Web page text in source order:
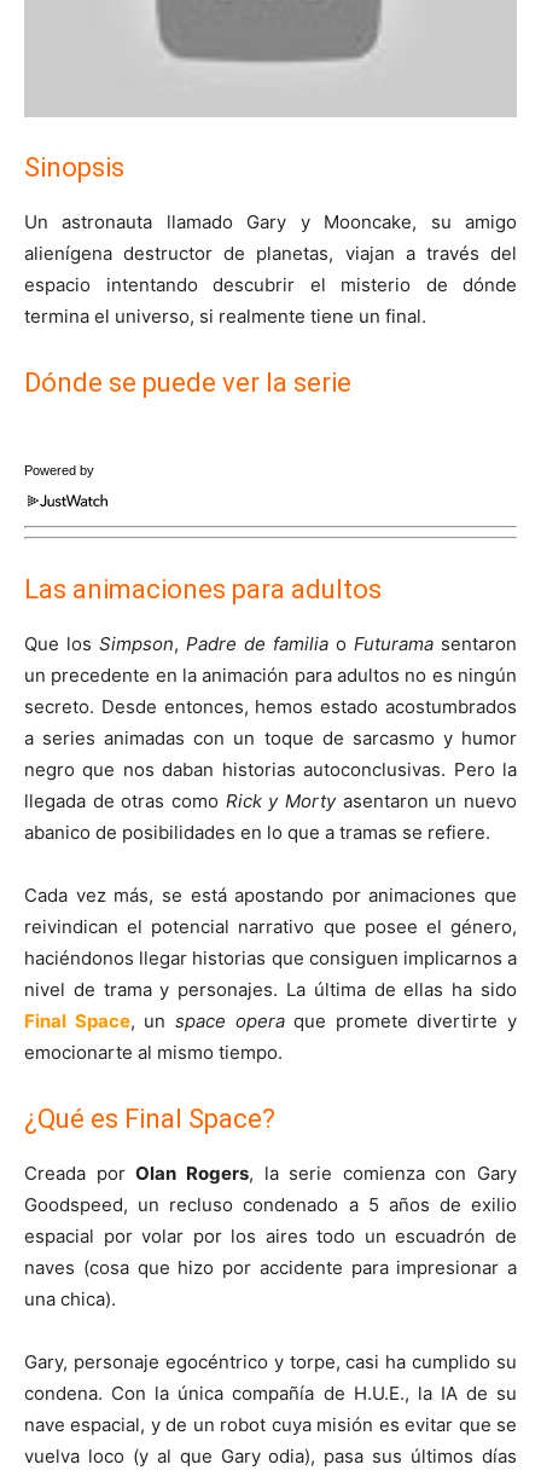
Sinopsis
Un astronauta llamado Gary y Mooncake, su amigo
alienígena destructor de planetas, viajan a través del
espacio intentando descubrir el misterio de dónde
termina el universo, si realmente tiene un final.
Dónde se puede ver la serie
Powered by
Las animaciones para adultos
Que los Simpson, Padre de familia o Futurama sentaron
un precedente en la animación para adultos no es ningún
secreto. Desde entonces, hemos estado acostumbrados
a series animadas con un toque de sarcasmo y humor
negro que nos daban historias autoconclusivas. Pero la
llegada de otras como Rick y Mortyasentaron un nuevo
abanico de posibilidades en lo que a tramas se refiere.
Cada vez más, se está apostando por animaciones que
reivindican el potencial narrativo que posee el género,
haciéndonos llegar historias que consiguen implicarnos a
nivel de trama y personajes. La última de ellas ha sido
Final Space, un space operaque promete divertirte y
emocionarte al mismo tiempo.
¿Qué es Final Space?
Creada porOlan Rogers, la serie comienza con Gary
Goodspeed, un recluso condenado a 5 años de exilio
espacial por volar por los aires todo un escuadrón de
naves (cosa que hizo por accidente para impresionar a
una chica).
Gary, personaje egocéntrico y torpe, casi ha cumplido su
condena. Con la única compañía de H.U.E., la IA de su
nave espacial, y de un robot cuya misión es evitar que se
vuelva loco (y al que Gary odia), pasa sus últimos días